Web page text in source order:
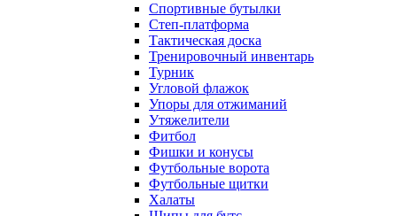
Спортивные бутылки
Степ-платформа
Тактическая доска
Тренировочный инвентарь
Турник
Угловой флажок
Упоры для отжиманий
Утяжелители
Фитбол
Фишки и конусы
Футбольные ворота
Футбольные щитки
Халаты